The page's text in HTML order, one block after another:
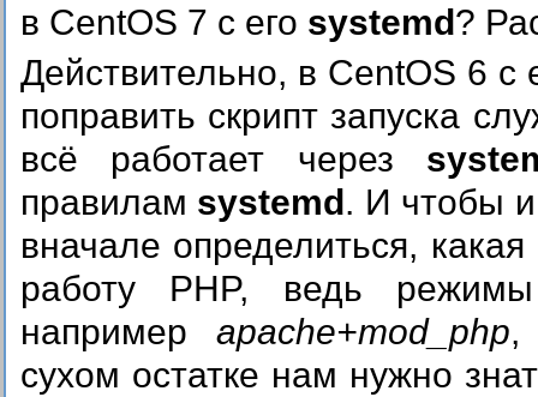
в CentOS 7 с его systemd?
Действительно, в CentOS 6 с
поправить скрипт запуска
всё работает через
правилам systemd . И чтобы
вначале определиться,
работу PHP, ведь
напримерapache+mod_php
сухом остатке нам нужно